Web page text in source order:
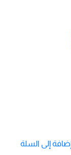
إضافة إلى السلة